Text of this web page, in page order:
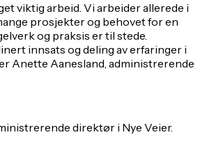
viktig arbeid. Vi arbeider allerede i
prosjekter og behovet for en
og praksis er til stede.
innsats og deling av erfaringer i
Anette Aanesland, administrerende
direktør i Nye Veier.